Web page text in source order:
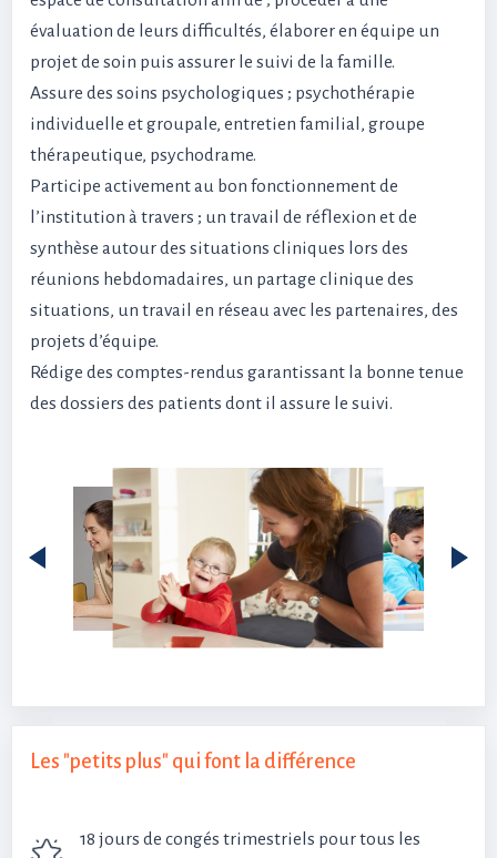
évaluation de leurs difficultés, élaborer en équipe un
projet de soin puis assurer le suivi de la famille.
Assure des soins psychologiques ; psychothérapie
individuelle et groupale, entretien familial, groupe
thérapeutique, psychodrame.
Participe activement au bon fonctionnement de
l’institution à travers ; un travail de réflexion et de
synthèse autour des situations cliniques lors des
réunions hebdomadaires, un partage clinique des
situations, un travail en réseau avec les partenaires, des
projets d’équipe.
Rédige des comptes-rendus garantissant la bonne tenue
des dossiers des patients dont il assure le suivi.
Les "petits plus" qui font la différence
18 jours de congés trimestriels pour tous les